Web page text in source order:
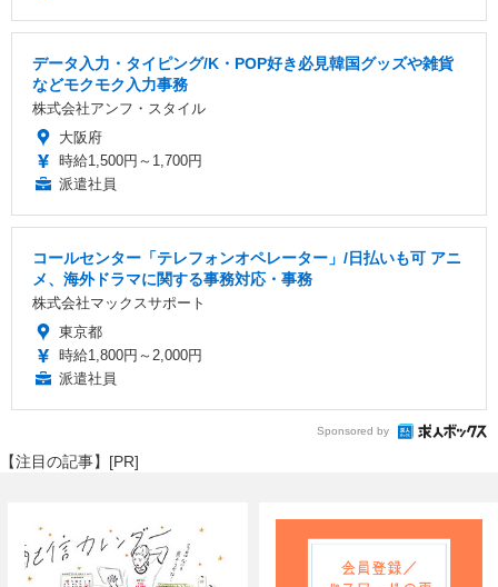
データ入力・タイピング/K・POP好き必見韓国グッズや雑貨
などモクモク入力事務
株式会社アンフ・スタイル
大阪府
時給1,500円～1,700円
派遣社員
コールセンター「テレフォンオペレーター」/日払いも可 アニ
メ、海外ドラマに関する事務対応・事務
株式会社マックスサポート
東京都
時給1,800円～2,000円
派遣社員
Sponsored by
【注目の記事】[PR]